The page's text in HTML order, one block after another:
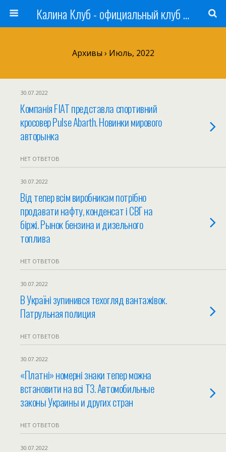
Калина Клуб - официальный клуб ЛАДА
Архивы › Июль, 2022
30.07.2022
Компанія FIAT представла спортивний
кросовер Pulse Abarth. Новинки мирового
авторынка
НЕТ ОТВЕТОВ
30.07.2022
Від тепер всім виробникам потрібно
продавати нафту, конденсат і СВГ на
біржі. Рынок бензина и дизельного
топлива
НЕТ ОТВЕТОВ
30.07.2022
В Україні зупинився техогляд вантажівок.
Патрульная полиция
НЕТ ОТВЕТОВ
30.07.2022
«Платні» номерні знаки тепер можна
встановити на всі ТЗ. Автомобильные
законы Украины и других стран
НЕТ ОТВЕТОВ
30.07.2022